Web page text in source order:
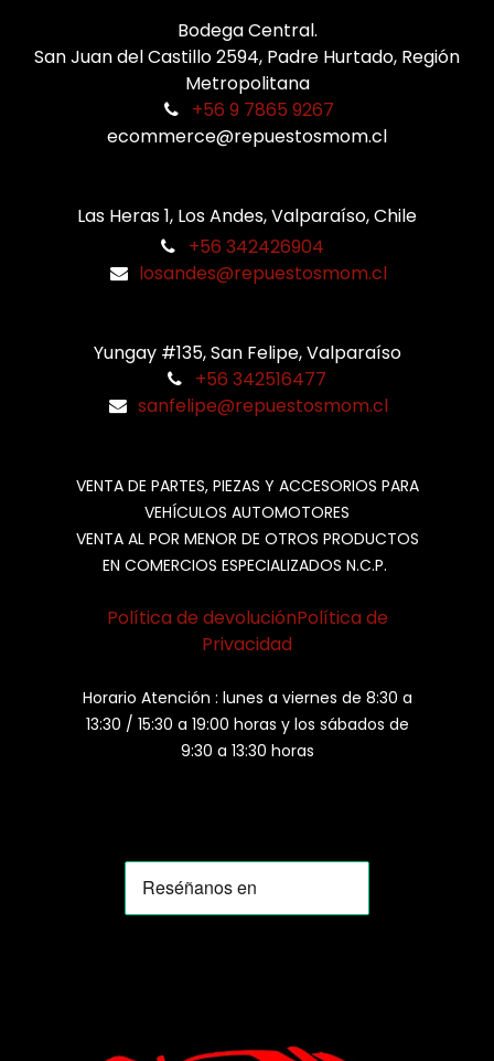
Bodega Central.
San Juan del Castillo 2594, Padre Hurtado, Región
Metropolitana
+56 9 7865 9267
ecommerce@repuestosmom.cl
Las Heras 1, Los Andes, Valparaíso, Chile
+56 342426904
losandes@repuestosmom.cl
Yungay #135, San Felipe, Valparaíso
+56 342516477
sanfelipe@repuestosmom.cl
VENTA DE PARTES, PIEZAS Y ACCESORIOS PARA
VEHÍCULOS AUTOMOTORES
VENTA AL POR MENOR DE OTROS PRODUCTOS
EN COMERCIOS ESPECIALIZADOS N.C.P.
Política de devoluciónPolítica de
Privacidad
Horario Atención : lunes a viernes de 8:30 a
13:30 / 15:30 a 19:00 horas y los sábados de
9:30 a 13:30 horas